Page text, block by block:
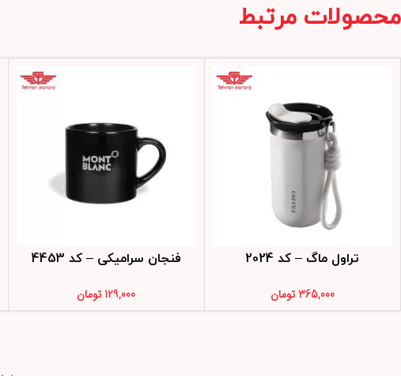
محصولات مرتبط
تراول ماگ – کد 2024
365,000تومان
فنجان سرامیکی – کد 4453
129,000 تومان